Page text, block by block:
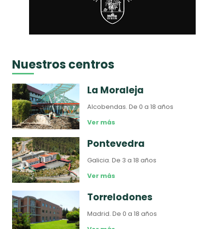
Nuestros centros
La Moraleja
Alcobendas.De 0 a 18 años
Ver más
Pontevedra
Galicia.De 3 a 18 años
Ver más
Torrelodones
Madrid.De 0 a 18 años